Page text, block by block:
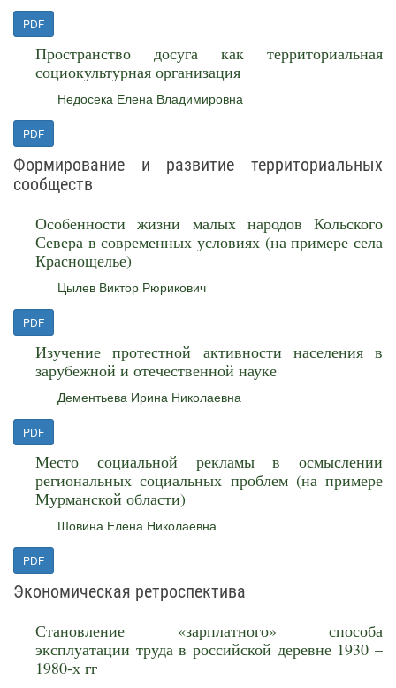
PDF
Пространство досуга как территориальная
социокультурная организация
Недосека Елена Владимировна
PDF
Формирование и развитие территориальных
сообществ
Особенности жизни малых народов Кольского
Севера в современных условиях (на примере села
Краснощелье)
Цылев Виктор Рюрикович
PDF
Изучение протестной активности населения в
зарубежной и отечественной науке
Дементьева Ирина Николаевна
PDF
Место социальной рекламы в осмыслении
региональных социальных проблем (на примере
Мурманской области)
Шовина Елена Николаевна
PDF
Экономическая ретроспектива
Становление «зарплатного» способа
эксплуатации труда в российской деревне 1930 –
1980-х гг